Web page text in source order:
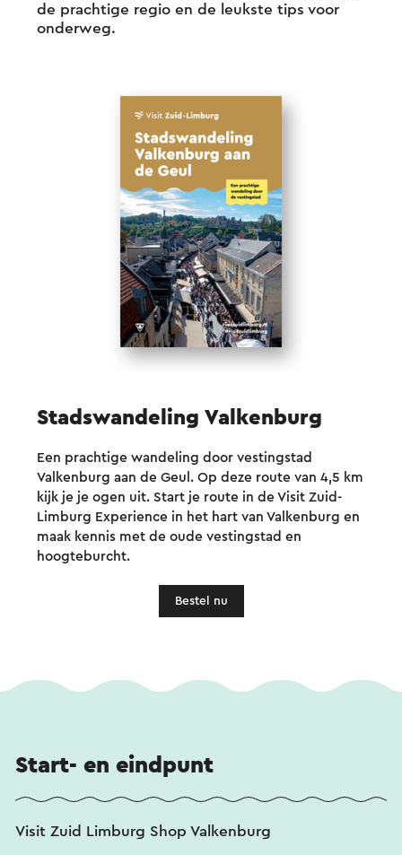
de prachtige regio en de leukste tips voor
onderweg.
Stadswandeling Valkenburg
Een prachtige wandeling door vestingstad
Valkenburg aan de Geul. Op deze route van 4,5 km
kijk je je ogen uit. Start je route in de Visit Zuid-
Limburg Experience in het hart van Valkenburg en
maak kennis met de oude vestingstad en
hoogteburcht.
Bestel nu
Start- en eindpunt
Visit Zuid Limburg Shop Valkenburg